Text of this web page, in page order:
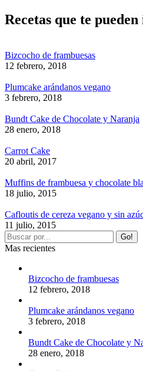
Recetas que te
Bizcocho de frambuesas
12 febrero, 2018
Plumcake arándanos vegano
3 febrero, 2018
Bundt Cake de Chocolate y Naranja
28 enero, 2018
Carrot Cake
20 abril, 2017
Muffins de frambuesa y chocolate
18 julio, 2015
Cafloutis de cereza vegano y sin
11 julio, 2015
Mas recientes
Bizcocho de frambuesas
12 febrero, 2018
Plumcake arándanos vegano
3 febrero, 2018
Bundt Cake de Chocolate y
28 enero, 2018